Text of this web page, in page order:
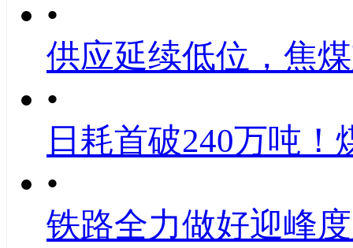
•
供应延续低位，焦
•
日耗首破240万吨！
•
铁路全力做好迎峰